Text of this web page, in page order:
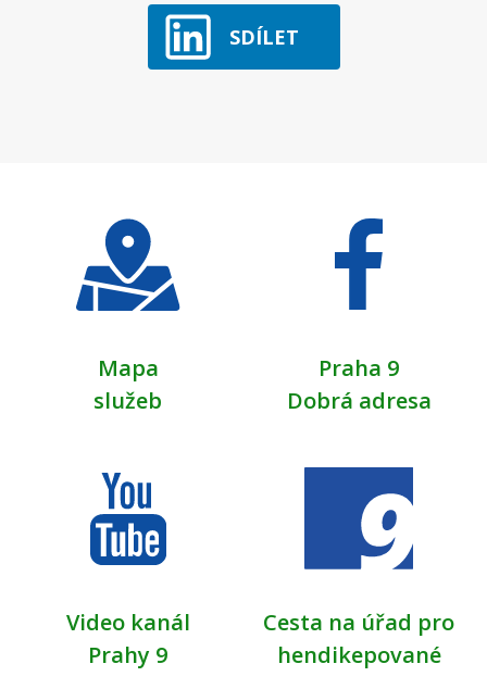
SDÍLET
Mapa
služeb
Praha 9
Dobrá adresa
Video kanál
Prahy 9
Cesta na úřad pro
hendikepované